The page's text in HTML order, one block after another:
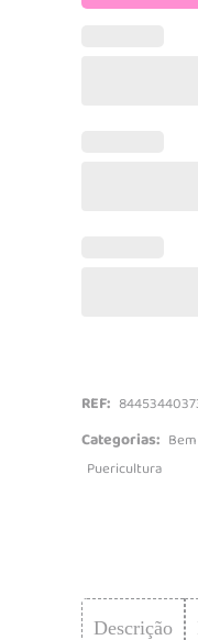
REF:
Categorias:
Puericultura
Descrição